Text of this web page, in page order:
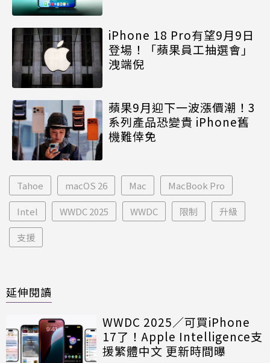
iPhone 18 Pro有望9月9日
登場！「蘋果員工抽選會」
洩端倪
蘋果9月迎下一波漲價潮！3
系列產品恐變貴 iPhone舊
機難倖免
Tahoe macOS 26 Mac MacBook Pro
Intel WWDC 2025 WWDC 限制 升級
支援
延伸閱讀
WWDC 2025／可買iPhone
17了！Apple Intelligence支
援繁體中文 更新時間曝